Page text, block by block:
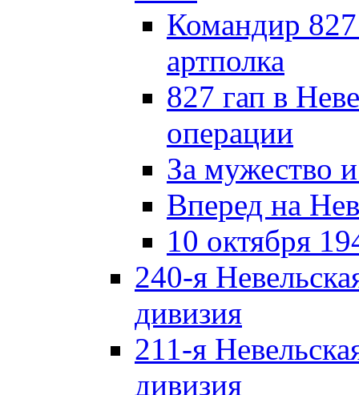
Командир 827
артполка
827 гап в
операции
За мужество
Вперед на
10 октября
240-я
дивизия
211-я
дивизия